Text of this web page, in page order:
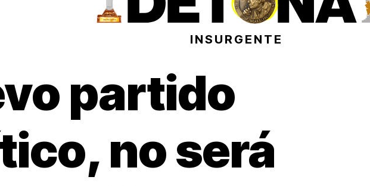
INSURGENTE
partido
no será